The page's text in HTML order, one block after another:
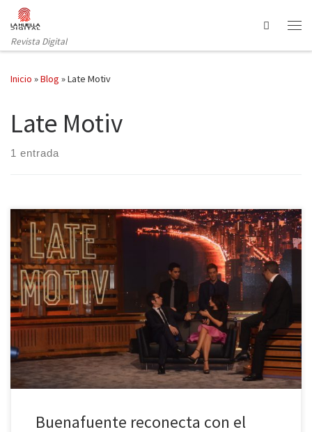
Saltar al contenido
Revista Digital
Search
Inicio »Blog »Late Motiv
Late Motiv
1 entrada
“Os comportáis como público pero sois la prensa”. Con cara de
felicidad y como Pedro por su casa, pues suya es ahora, Andreu
Buenafuente nos recibía en el plató de su nuevo hogar para
presentar Late Motiv, un programa que le remonta a sus orígenes.
No es extraño, se considera […]
Buenafuente reconecta con el